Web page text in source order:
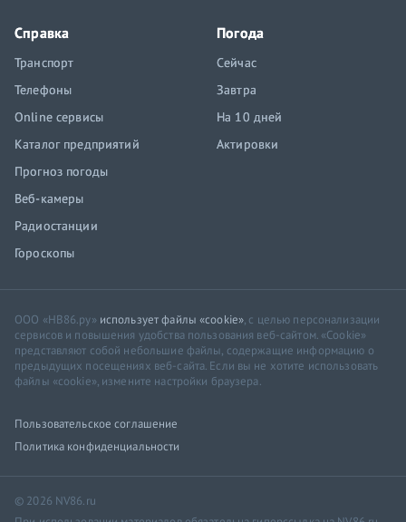
Справка
Транспорт
Телефоны
Online сервисы
Каталог предприятий
Прогноз погоды
Веб-камеры
Радиостанции
Гороскопы
Погода
Сейчас
Завтра
На 10 дней
Актировки
ООО «НВ86.ру» использует файлы «cookie», с целью персонализации
сервисов и повышения удобства пользования веб-сайтом. «Cookie»
представляют собой небольшие файлы, содержащие информацию о
предыдущих посещениях веб-сайта. Если вы не хотите использовать
файлы «cookie», измените настройки браузера.
Пользовательское соглашение
Политика конфиденциальности
© 2026 NV86.ru